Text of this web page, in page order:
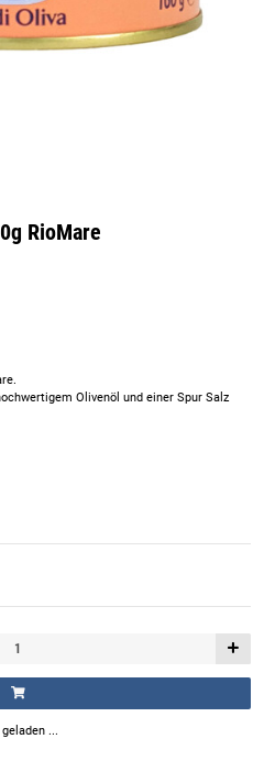
RioMare
Olivenöl und einer Spur Salz
...